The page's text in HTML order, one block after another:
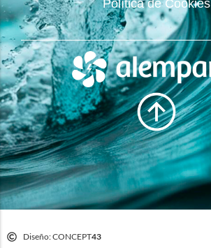
Política de Cookies
Diseño: CONCEPT43